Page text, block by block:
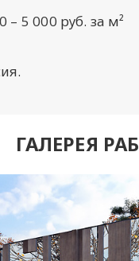
– 5 000 руб. за м²
ГАЛЕРЕЯ